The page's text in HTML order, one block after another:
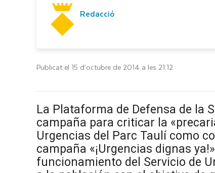
Redacció
Publicat el 15 d’octubre de 2014 a les 21:12
La Plataforma de Defensa de la
campaña para criticar la
Urgencias del Parc Taulí como
campaña «¡Urgencias dignas
funcionamiento del Servicio de